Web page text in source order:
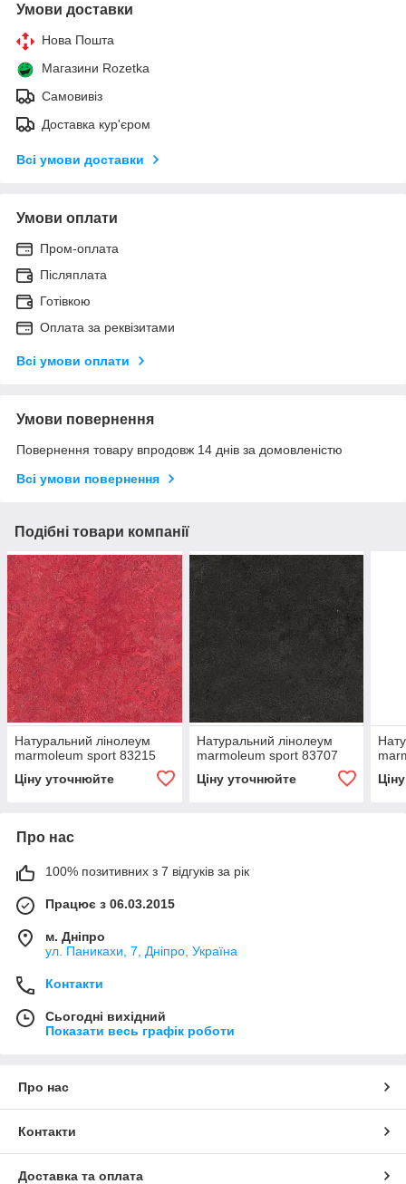
Умови доставки
Нова Пошта
Магазини Rozetka
Самовивіз
Доставка кур'єром
Всі умови доставки
Умови оплати
Пром-оплата
Післяплата
Готівкою
Оплата за реквізитами
Всі умови оплати
Умови повернення
Повернення товару впродовж 14 днів за домовленістю
Всі умови повернення
Подібні товари компанії
Натуральний лінолеум
marmoleum sport 83215
Ціну уточнюйте
Натуральний лінолеум
marmoleum sport 83707
Ціну уточнюйте
Про нас
100% позитивних з 7 відгуків за рік
Працює з 06.03.2015
м. Дніпро
ул. Паникахи, 7, Дніпро, Україна
Контакти
Сьогодні вихідний
Показати весь графік роботи
Про нас
Контакти
Доставка та оплата